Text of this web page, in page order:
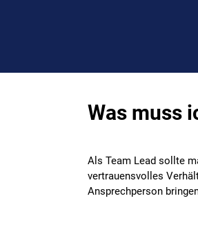
Was muss
Als Team Lead sollte
vertrauensvolles
Ansprechperson